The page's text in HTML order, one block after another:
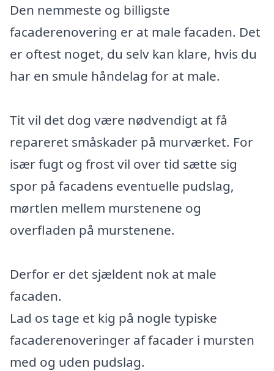
Den nemmeste og billigste
facaderenovering er at male facaden. Det
er oftest noget, du selv kan klare, hvis du
har en smule håndelag for at male.
Tit vil det dog være nødvendigt at få
repareret småskader på murværket. For
især fugt og frost vil over tid sætte sig
spor på facadens eventuelle pudslag,
mørtlen mellem murstenene og
overfladen på murstenene.
Derfor er det sjældent nok at male
facaden.
Lad os tage et kig på nogle typiske
facaderenoveringer af facader i mursten
med og uden pudslag.